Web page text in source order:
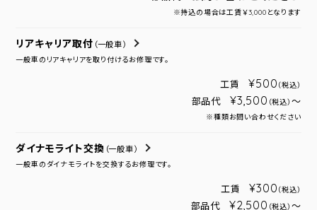
※持込の場合は工賃￥3,000となります
リアキャリア取付 （一般車）
一般車のリアキャリアを取り付けるお修理です。
工賃 ¥500 （税込）
部品代 ¥3,500 （税込） ～
※種類お問い合わせください
ダイナモライト交換 （一般車）
一般車のダイナモライトを交換するお修理です。
工賃 ¥300 （税込）
部品代 ¥2,500 （税込） ～